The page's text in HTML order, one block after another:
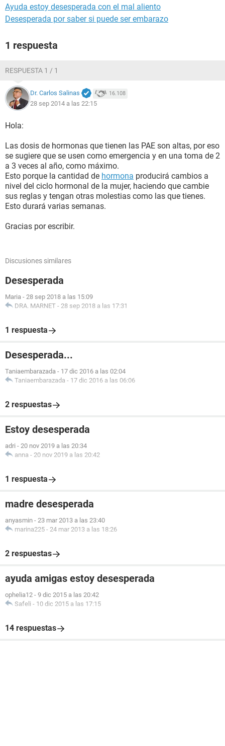
Ayuda estoy desesperada con el mal aliento
Desesperada por saber si puede ser embarazo
1 respuesta
RESPUESTA 1 / 1
Dr. Carlos Salinas 16.108
28 sep 2014 a las 22:15
Hola:
Las dosis de hormonas que tienen las PAE son altas, por eso
se sugiere que se usen como emergencia y en una toma de 2
a 3 veces al año, como máximo.
Esto porque la cantidad de hormona producirá cambios a
nivel del ciclo hormonal de la mujer, haciendo que cambie
sus reglas y tengan otras molestias como las que tienes.
Esto durará varias semanas.
Gracias por escribir.
Discusiones similares
Desesperada
Maria - 28 sep 2018 a las 15:09
DRA. MARNET - 28 sep 2018 a las 17:31
1 respuesta
Desesperada...
Taniaembarazada - 17 dic 2016 a las 02:04
Taniaembarazada - 17 dic 2016 a las 06:06
2 respuestas
Estoy desesperada
adri - 20 nov 2019 a las 20:34
anna - 20 nov 2019 a las 20:42
1 respuesta
madre desesperada
anyasmin - 23 mar 2013 a las 23:40
marina225 - 24 mar 2013 a las 18:26
2 respuestas
ayuda amigas estoy desesperada
ophelia12 - 9 dic 2015 a las 20:42
Safeli - 10 dic 2015 a las 17:15
14 respuestas